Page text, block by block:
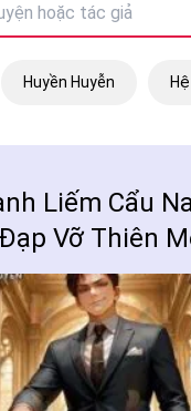
Huyền Huyễn
Liếm Cẩu
Vỡ Thiên